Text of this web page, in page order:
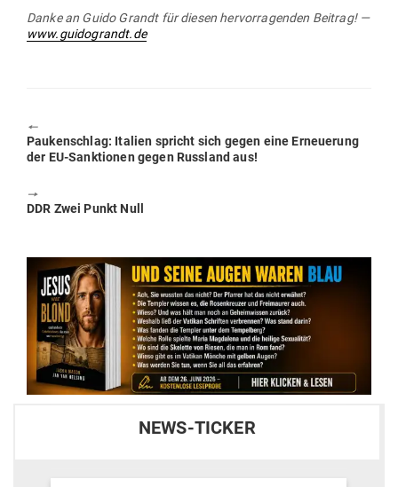
Danke an Guido Grandt für diesen her­vor­ra­genden Beitrag! —
www.guidograndt.de
🠔
Previous
post:
Pau­ken­schlag: Italien spricht sich gegen eine Erneuerung
der EU-Sank­tionen gegen Russland aus!
🠖
Next
DDR Zwei Punkt Null
NEWS-TICKER